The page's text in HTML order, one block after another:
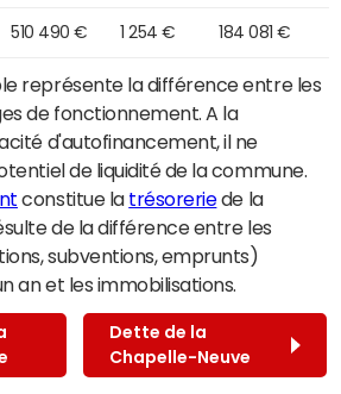
510 490 € 1 254 € 184 081 €
représente la différence entre les
de fonctionnement. A la
d'autofinancement, il ne
de liquidité de la commune.
constitue la trésoreriede la
de la différence entre les
subventions, emprunts)
an et les immobilisations.
Dette de la
Chapelle-Neuve